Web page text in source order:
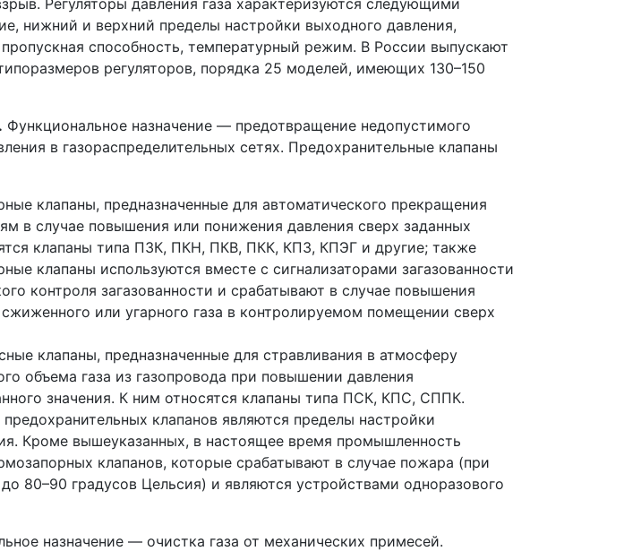
Регуляторы давления газа характеризуются следующими
нижний и верхний пределы настройки выходного давления,
способность, температурный режим. В России выпускают
регуляторов, порядка 25 моделей, имеющих 130–150
Функциональное назначение — предотвращение недопустимого
в газораспределительных сетях. Предохранительные клапаны
клапаны, предназначенные для автоматического прекращения
в случае повышения или понижения давления сверх заданных
клапаны типа ПЗК, ПКН, ПКВ, ПКК, КПЗ, КПЭГ и другие; также
клапаны используются вместе с сигнализаторами загазованности
контроля загазованности и срабатывают в случае повышения
или угарного газа в контролируемом помещении сверх
клапаны, предназначенные для стравливания в атмосферу
объема газа из газопровода при повышении давления
значения. К ним относятся клапаны типа ПСК, КПС, СППК.
клапанов являются пределы настройки
Кроме вышеуказанных, в настоящее время промышленность
клапанов, которые срабатывают в случае пожара (при
80–90 градусов Цельсия) и являются устройствами одноразового
назначение — очистка газа от механических примесей.